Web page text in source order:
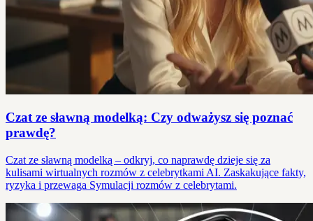
Czat ze sławną modelką: Czy odważysz się poznać
prawdę?
Czat ze sławną modelką – odkryj, co naprawdę dzieje się za
kulisami wirtualnych rozmów z celebrytkami AI. Zaskakujące fakty,
ryzyka i przewaga Symulacji rozmów z celebrytami.